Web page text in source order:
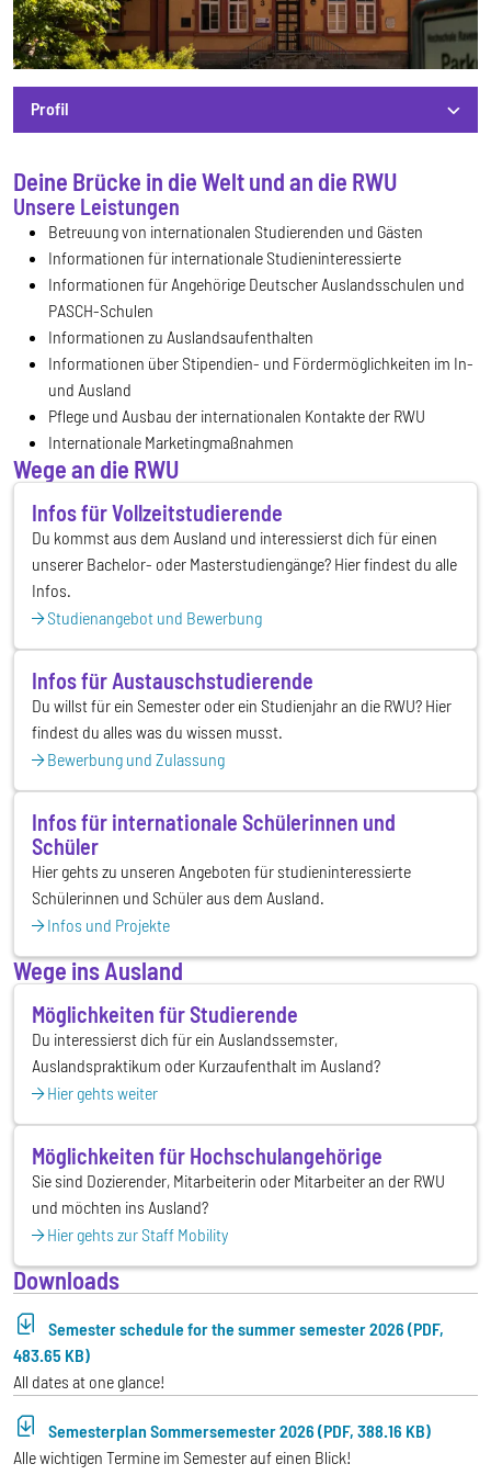
Profil
Profil
Deine Brücke in die Welt und an die RWU
Unsere Leistungen
Betreuung von internationalen Studierenden und Gästen
Informationen für internationale Studieninteressierte
Informationen für Angehörige Deutscher Auslandsschulen und
PASCH-Schulen
Informationen zu Auslandsaufenthalten
Informationen über Stipendien- und Fördermöglichkeiten im In-
und Ausland
Pflege und Ausbau der internationalen Kontakte der RWU
Internationale Marketingmaßnahmen
Wege an die RWU
Infos für Vollzeitstudierende
Du kommst aus dem Ausland und interessierst dich für einen
unserer Bachelor- oder Masterstudiengänge? Hier findest du alle
Infos.
Studienangebot und Bewerbung
Infos für Austauschstudierende
Du willst für ein Semester oder ein Studienjahr an die RWU? Hier
findest du alles was du wissen musst.
Bewerbung und Zulassung
Infos für internationale Schülerinnen und
Schüler
Hier gehts zu unseren Angeboten für studieninteressierte
Schülerinnen und Schüler aus dem Ausland.
Infos und Projekte
Wege ins Ausland
Möglichkeiten für Studierende
Du interessierst dich für ein Auslandssemster,
Auslandspraktikum oder Kurzaufenthalt im Ausland?
Hier gehts weiter
Möglichkeiten für Hochschulangehörige
Sie sind Dozierender, Mitarbeiterin oder Mitarbeiter an der RWU
und möchten ins Ausland?
Hier gehts zur Staff Mobility
Downloads
Semester schedule for the summer semester 2026 (PDF,
483.65 KB)
All dates at one glance!
Semesterplan Sommersemester 2026 (PDF, 388.16 KB)
Alle wichtigen Termine im Semester auf einen Blick!